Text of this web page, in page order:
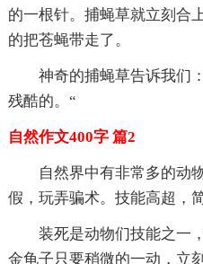
的一根针。捕蝇草就立刻合
的把苍蝇带走了。
神奇的捕蝇草告诉我们
残酷的。“
自然作文400字 篇2
自然界中有非常多的动
假，玩弄骗术。技能高超，
装死是动物们技能之一
金龟子只要稍微的一动，立